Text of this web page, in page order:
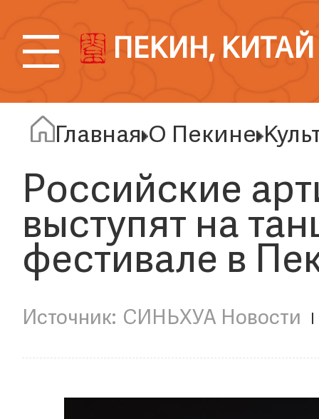
ПЕКИН, КИТАЙ
Главная О Пекине
Российские
выступят на
фестивале в
СИНЬХУА Новости